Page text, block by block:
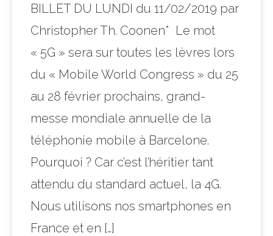
BILLET DU LUNDI du 11/02/2019 par
Christopher Th. Coonen* Le mot
« 5G » sera sur toutes les lèvres lors
du « Mobile World Congress » du 25
au 28 février prochains, grand-
messe mondiale annuelle de la
téléphonie mobile à Barcelone.
Pourquoi ? Car c’est l’héritier tant
attendu du standard actuel, la 4G.
Nous utilisons nos smartphones en
France et en […]